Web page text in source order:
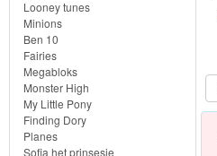
Farm
World-
Boerderij
Bayala
Looney tunes
Minions
Ben 10
Fairies
Megabloks
Monster High
My Little Pony
Finding Dory
Planes
Sofia het prinsesje